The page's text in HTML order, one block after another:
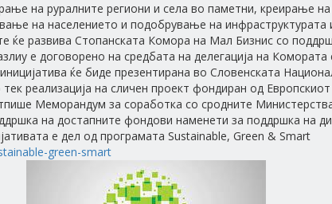
на руралните региони и села во паметни, креирање на
на населението и подобрување на инфраструктурата
ќе развива Стопанската Комора на Мал Бизнис со
е договорено на средбата на делегација на
ќе биде презентирана во Словенската
реализација на сличен проект фондиран од
Меморандум за соработка со сродните
на достапните фондови наменети за поддршка на
е дел од програмата Sustainable, Green & Smart
green-smart